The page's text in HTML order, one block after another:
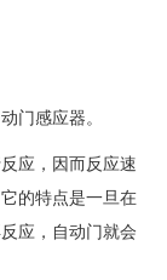
门感应器。
应，因而反应速
的特点是一旦在
应，自动门就会